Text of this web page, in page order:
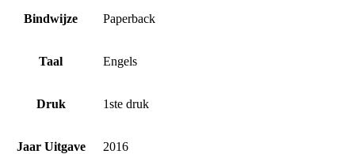
Bindwijze Paperback
Taal Engels
Druk 1ste druk
Jaar Uitgave 2016